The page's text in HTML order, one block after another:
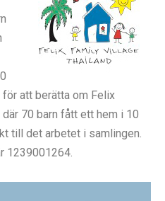
för att berätta om Felix
70 barn fått ett hem i 10
till det arbetet i samlingen.
1239001264.